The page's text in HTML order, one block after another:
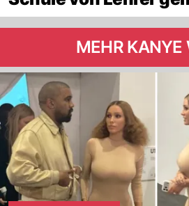
MEHR KANYE